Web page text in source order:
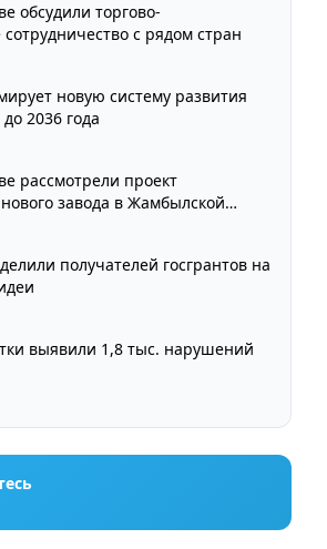
обсудили торгово-
с рядом стран
новую систему развития
2036 года
рассмотрели проект
завода в Жамбылской
получателей госгрантов на
выявили 1,8 тыс. нарушений